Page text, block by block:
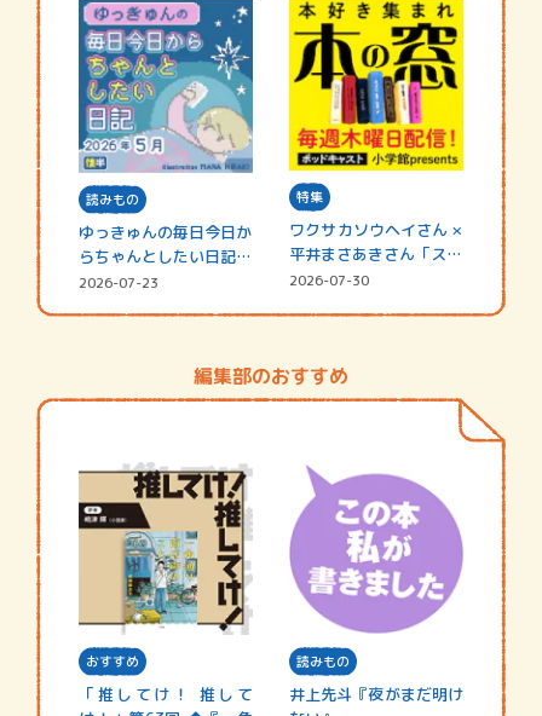
読みもの
ゆっきゅんの毎日今日か
らちゃんとしたい日記
☆202…
2026-07-23
特集
ワクサカソウヘイさん ×
平井まさあきさん「スペ
シャ…
2026-07-30
編集部のおすすめ
おすすめ
「推してけ！ 推して
読みもの
井上先斗『夜がまだ明け